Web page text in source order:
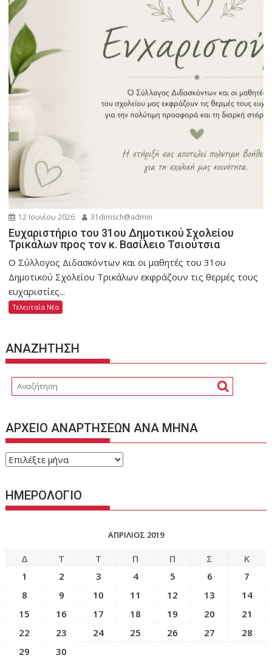
12 Ιουνίου 2026 31dimsch@admin
Ευχαριστήριο του 31ου Δημοτικού Σχολείου
Τρικάλων προς τον κ. Βασίλειο Τσιούτσια
Ο Σύλλογος Διδασκόντων και οι μαθητές του 31ου
Δημοτικού Σχολείου Τρικάλων εκφράζουν τις θερμές τους
ευχαριστίες...
Τελευταία Νέα
ΑΝΑΖΗΤΗΣΗ
ΑΡΧΕΙΟ ΑΝΑΡΤΗΣΕΩΝ ΑΝΑ ΜΗΝΑ
ΑΡΧΕΙΟ
ΑΝΑ
ΜΗΝΑ
ΗΜΕΡΟΛΟΓΙΟ
ΑΠΡΊΛΙΟΣ 2019
Δ Τ Τ Π Π Σ
Κ
1
2 3 4 5 6
7
8
9 10 11 12 13
14
15
16 17 18 19 20
21
22
23 24 25 26 27
28
29
30